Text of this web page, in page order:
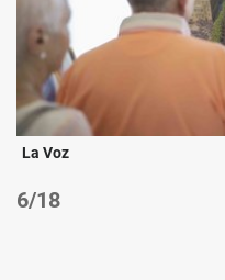
La Voz
/18